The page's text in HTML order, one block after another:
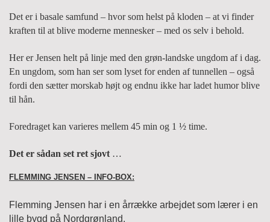
Det er i basale samfund – hvor som helst på kloden – at vi finder
kraften til at blive moderne mennesker – med os selv i behold.
Her er Jensen helt på linje med den grøn-landske ungdom af i dag.
En ungdom, som han ser som lyset for enden af tunnellen – også
fordi den sætter morskab højt og endnu ikke har ladet humor blive
til hån.
Foredraget kan varieres mellem 45 min og 1 ½ time.
Det er sådan set ret sjovt …
FLEMMING JENSEN – INFO-BOX:
Flemming Jensen har i en årrække arbejdet som lærer i en
lille bygd på Nordgrønland.